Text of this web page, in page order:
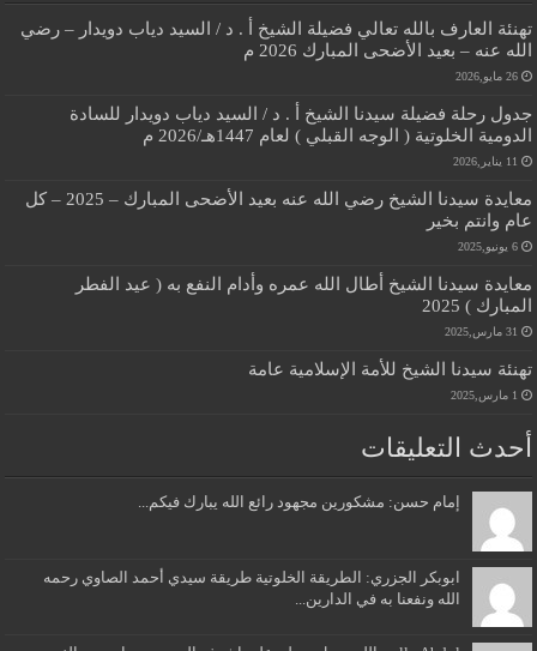
تهنئة العارف بالله تعالي فضيلة الشيخ أ . د / السيد دياب دويدار – رضي
الله عنه – بعيد الأضحى المبارك 2026 م
26 مايو,2026
جدول رحلة فضيلة سيدنا الشيخ أ . د / السيد دياب دويدار للسادة
الدومية الخلوتية ( الوجه القبلي ) لعام 1447هـ/2026 م
11 يناير,2026
معايدة سيدنا الشيخ رضي الله عنه بعيد الأضحى المبارك – 2025 – كل
عام وانتم بخير
6 يونيو,2025
معايدة سيدنا الشيخ أطال الله عمره وأدام النفع به ( عيد الفطر
المبارك ) 2025
31 مارس,2025
تهنئة سيدنا الشيخ للأمة الإسلامية عامة
1 مارس,2025
أحدث التعليقات
إمام حسن: مشكورين مجهود رائع الله يبارك فيكم...
ابوبكر الجزري: الطريقة الخلوتية طريقة سيدي أحمد الصاوي رحمه
الله ونفعنا به في الدارين...